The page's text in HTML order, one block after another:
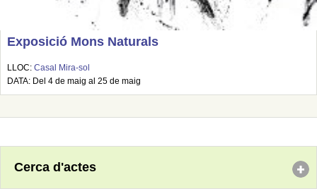
Exposició Mons Naturals
LLOC: Casal Mira-sol
DATA: Del 4 de maig al 25 de maig
Cerca d'actes